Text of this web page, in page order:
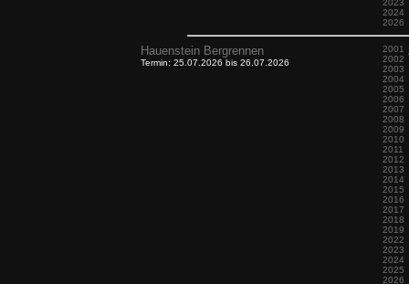
2023
2024
2026
Hauenstein Bergrennen
Termin: 25.07.2026 bis 26.07.2026
2001
2002
2003
2004
2005
2006
2007
2008
2009
2010
2011
2012
2013
2014
2015
2016
2017
2018
2019
2022
2023
2024
2025
2026